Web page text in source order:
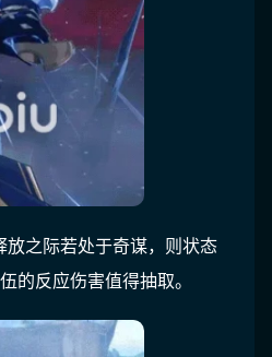
之际若处于奇谋，则状态
的反应伤害值得抽取。